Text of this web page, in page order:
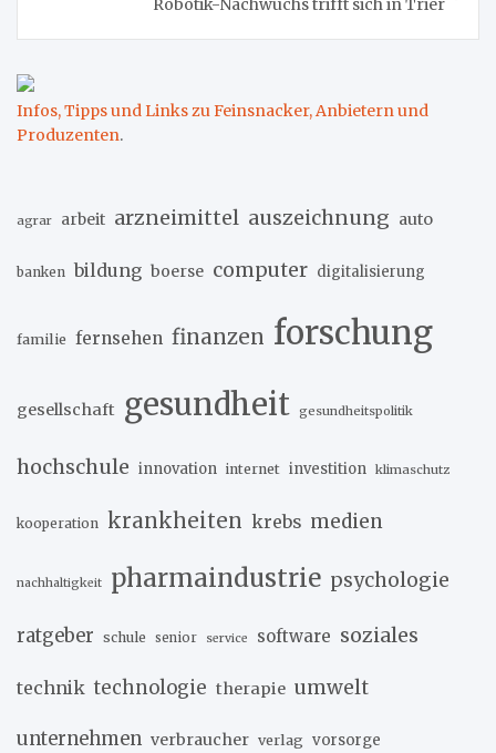
Robotik-Nachwuchs trifft sich in Trier
Infos, Tipps und Links zu Feinsnacker, Anbietern und
Produzenten.
agrar arbeit arzneimittel auszeichnung auto
banken bildung boerse computer digitalisierung
familie fernsehen finanzen forschung
gesellschaft gesundheit gesundheitspolitik
hochschule innovation internet investition klimaschutz
kooperation krankheiten krebs medien
nachhaltigkeit pharmaindustrie psychologie
ratgeber schule senior service software soziales
technik technologie therapie umwelt
unternehmen verbraucher verlag vorsorge